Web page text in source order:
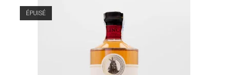
ÉPUISÉ